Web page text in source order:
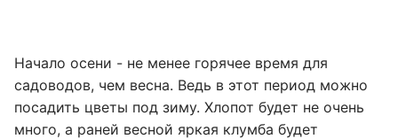
Начало осени - не менее горячее время для
садоводов, чем весна. Ведь в этот период можно
посадить цветы под зиму. Хлопот будет не очень
много, а раней весной яркая клумба будет